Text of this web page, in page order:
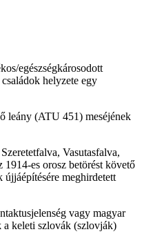
egészségkárosodott
helyzete egy
leány (ATU 451) meséjének
Vasutasfalva,
es orosz betörést követő
meghirdetett
vagy magyar
a keleti szlovák (szlovják)